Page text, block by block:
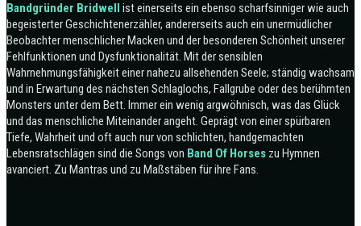
Bandgründer Bridwell ist einerseits ein ebenso scharfsinniger wie auch
begeisterter Geschichtenerzähler, andererseits auch ein unermüdlicher
Beobachter menschlicher Macken und der besonderen Schönheit unserer
Fehlfunktionen und Dysfunktionalität. Mit der sensiblen
Wahrnehmungsfähigkeit einer nahezu allsehenden Seele; ständig wachsam
und in Erwartung des nächsten Schlaglochs, Fallgrube oder des berühmten
Monsters unter dem Bett. Immer ein wenig argwöhnisch, was das Glück
und das menschliche Miteinander angeht. Geprägt von einer spürbaren
Tiefe, Wahrheit und oft auch nur von schlichten, handgemachten
Lebensratschlägen sind die Songs von Band Of Horses zu Hymnen
avanciert. Zu Mantras und zu Maßstäben für ihre Fans.